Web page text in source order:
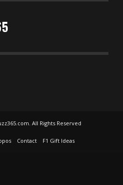
All Rights Reserved
Contact F1 Gift Ideas